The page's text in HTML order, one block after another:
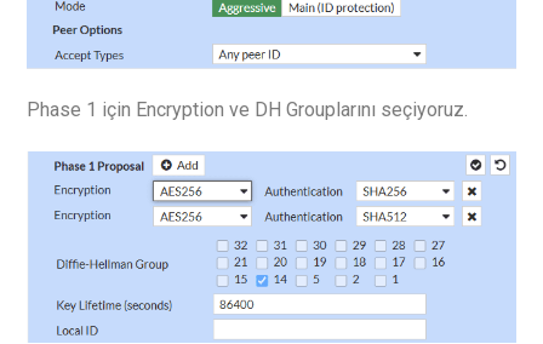
Phase 1 için Encryption ve DH Grouplarını seçiyoruz.